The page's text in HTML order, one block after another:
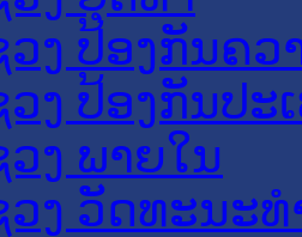
ງ ປ້ອງກັນຄວ
ງ ປ້ອງກັນປະ
ງ ພາຍໃນ
ງ ວັດທະນະ